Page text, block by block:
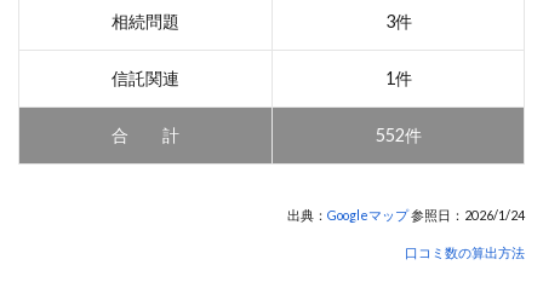
相続問題 3件
信託関連 1件
合 計 552件
出典： Googleマップ参照日：2026/1/24
口コミ数の算出方法